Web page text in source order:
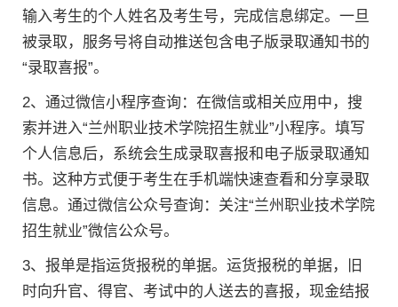
输入考生的个人姓名及考生号，完成信息绑定。一旦
被录取，服务号将自动推送包含电子版录取通知书的
“录取喜报”。
2、通过微信小程序查询：在微信或相关应用中，搜
索并进入“兰州职业技术学院招生就业”小程序。填写
个人信息后，系统会生成录取喜报和电子版录取通知
书。这种方式便于考生在手机端快速查看和分享录取
信息。通过微信公众号查询：关注“兰州职业技术学院
招生就业”微信公众号。
3、报单是指运货报税的单据。运货报税的单据，旧
时向升官、得官、考试中的人送去的喜报，现金结报